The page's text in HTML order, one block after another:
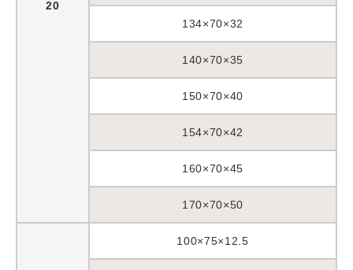
20
134×70×32
140×70×35
150×70×40
154×70×42
160×70×45
170×70×50
100×75×12.5